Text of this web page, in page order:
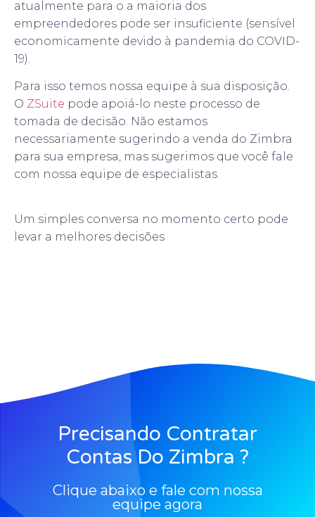
atualmente para o a maioria dos
empreendedores pode ser insuficiente (sensível
economicamente devido à pandemia do COVID-
19).
Para isso temos nossa equipe à sua disposição.
O ZSuite pode apoiá-lo neste processo de
tomada de decisão. Não estamos
necessariamente sugerindo a venda do Zimbra
para sua empresa, mas sugerimos que você fale
com nossa equipe de especialistas.
Um simples conversa no momento certo pode
levar a melhores decisões
Precisando Contratar
Contas Do Zimbra ?
Clique abaixo e fale com nossa
equipe agora